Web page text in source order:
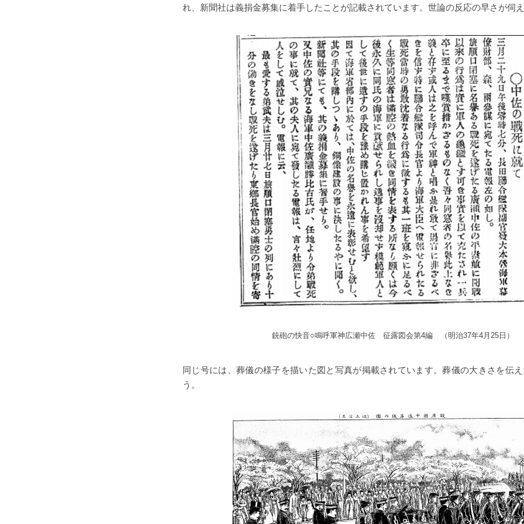
れ、新聞社は義捐金募集に着手したことが記載されています。世論の反応の早さが伺
銃砲の快音○鳴呼軍神広瀬中佐 征露図会第4編 （明治37年4月25日）
同じ号には、葬儀の様子を描いた図と写真が掲載されています。葬儀の大きさを伝
う。